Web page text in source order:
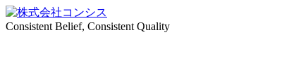
Consistent Belief, Consistent Quality